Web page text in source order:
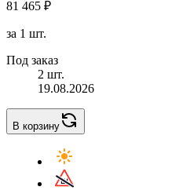
81 465 ₽
за 1 шт.
Под заказ
2 шт.
19.08.2026
В корзину